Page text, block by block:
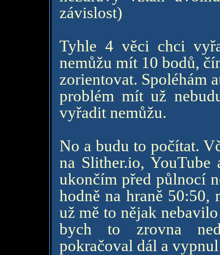
závislost)
Tyhle 4 věci chci
nemůžu mít 10 bodů,
zorientovat. Spoléhám
problém mít už
vyřadit nemůžu.
No a budu to počítat.
na Slither.io,
ukončím před půlnocí
hodně na hraně
už mě to nějak
bych to zrovna
pokračoval dál a